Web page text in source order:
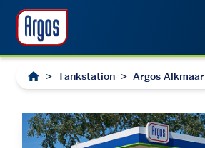
> Tankstation > Argos Alkmaar